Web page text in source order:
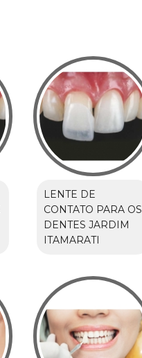
LENTE DE
CONTATO PARA OS
DENTES JARDIM
ITAMARATI